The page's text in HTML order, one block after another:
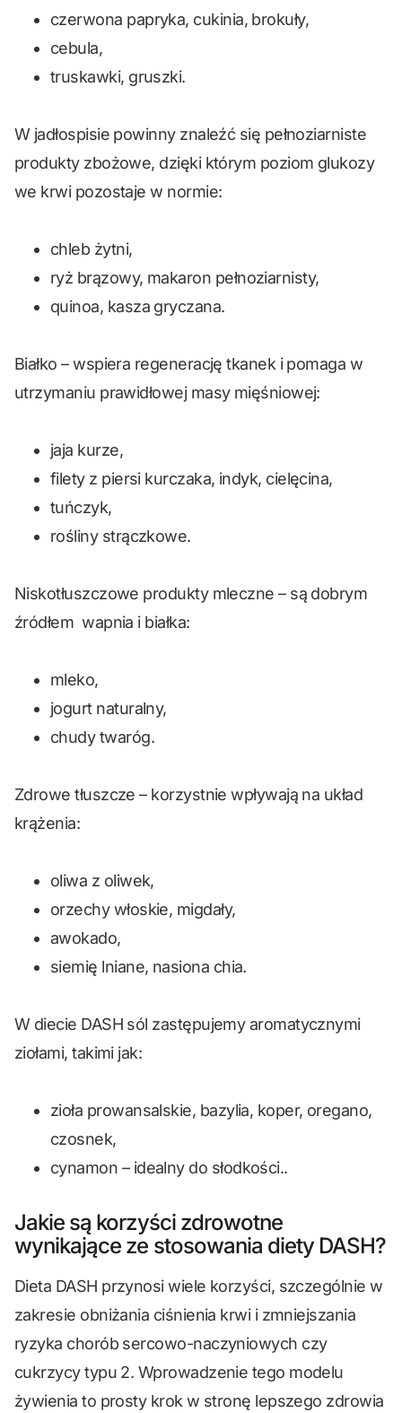
czerwona papryka, cukinia, brokuły,
cebula,
truskawki, gruszki.
W jadłospisie powinny znaleźć się pełnoziarniste
produkty zbożowe, dzięki którym poziom glukozy
we krwi pozostaje w normie:
chleb żytni,
ryż brązowy, makaron pełnoziarnisty,
quinoa, kasza gryczana.
Białko – wspiera regenerację tkanek i pomaga w
utrzymaniu prawidłowej masy mięśniowej:
jaja kurze,
filety z piersi kurczaka, indyk, cielęcina,
tuńczyk,
rośliny strączkowe.
Niskotłuszczowe produkty mleczne – są dobrym
źródłem wapnia i białka:
mleko,
jogurt naturalny,
chudy twaróg.
Zdrowe tłuszcze – korzystnie wpływają na układ
krążenia:
oliwa z oliwek,
orzechy włoskie, migdały,
awokado,
siemię lniane, nasiona chia.
W diecie DASH sól zastępujemy aromatycznymi
ziołami, takimi jak:
zioła prowansalskie, bazylia, koper, oregano,
czosnek,
cynamon – idealny do słodkości..
Jakie są korzyści zdrowotne
wynikające ze stosowania diety DASH?
Dieta DASH przynosi wiele korzyści, szczególnie w
zakresie obniżania ciśnienia krwi i zmniejszania
ryzyka chorób sercowo-naczyniowych czy
cukrzycy typu 2. Wprowadzenie tego modelu
żywienia to prosty krok w stronę lepszego zdrowia